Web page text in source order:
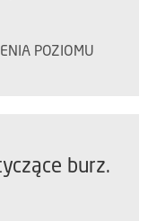
POZIOMU
burz.